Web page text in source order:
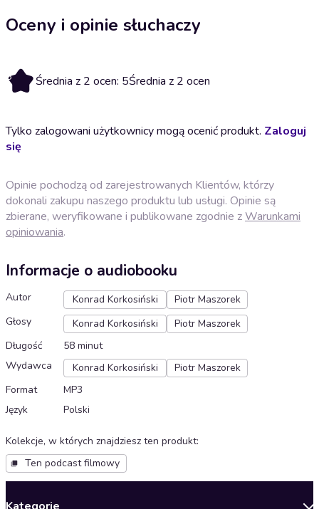
Oceny i opinie słuchaczy
5 Średnia z 2 ocen: 5Średnia z 2 ocen
Tylko zalogowani użytkownicy mogą ocenić produkt. Zaloguj
się
Opinie pochodzą od zarejestrowanych Klientów, którzy
dokonali zakupu naszego produktu lub usługi. Opinie są
zbierane, weryfikowane i publikowane zgodnie zWarunkami
opiniowania.
Informacje o audiobooku
Autor Konrad Korkosiński
Piotr Maszorek
Głosy
Konrad Korkosiński
Piotr Maszorek
Długość
58 minut
Wydawca
Konrad Korkosiński
Piotr Maszorek
Format
MP3
Język
Polski
Kolekcje, w których znajdziesz ten produkt:
Ten podcast filmowy